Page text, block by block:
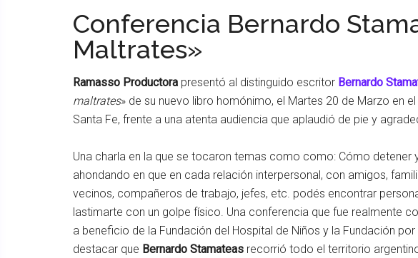
Conferencia Bernardo
Maltrates»
Ramasso Productora presentó al distinguido escritor Bernardo
maltrates» de su nuevo libro homónimo, el Martes 20 de Marzo en el
Santa Fe, frente a una atenta audiencia que aplaudió de pie y
Una charla en la que se tocaron temas como como: Cómo detener
ahondando en que en cada relación interpersonal, con amigos,
vecinos, compañeros de trabajo, jefes, etc. podés encontrar
lastimarte con un golpe físico. Una conferencia que fue realmente
a beneficio de la Fundación del Hospital de Niños y la Fundación
destacar que Bernardo Stamateas recorrió todo el territorio